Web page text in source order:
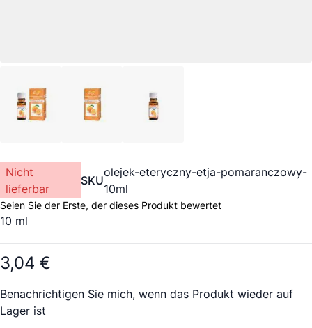
Nicht
lieferbar
SKU
olejek-eteryczny-etja-pomaranczowy-
10ml
Seien Sie der Erste, der dieses Produkt bewertet
10 ml
3,04 €
Benachrichtigen Sie mich, wenn das Produkt wieder auf
Lager ist